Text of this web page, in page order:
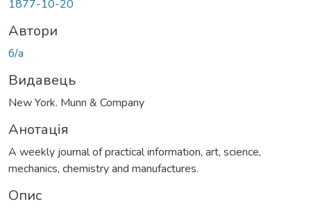
1877-10-20
Автори
б/а
Видавець
New York. Munn & Company
Анотація
A weekly journal of practical information, art, science,
mechanics, chemistry and manufactures.
Опис